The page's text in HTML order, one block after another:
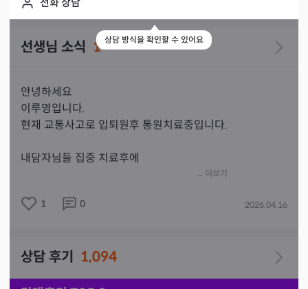
상담 방식을 확인할 수 있어요
선생님 소식 1
안녕하세요
이루영입니다.
현재 교통사고로 입퇴원후 통원치료중입니다.
내담자님들 집중 치료후에
... 더보기
1 0 2026.04.16
상담 후기 1,094